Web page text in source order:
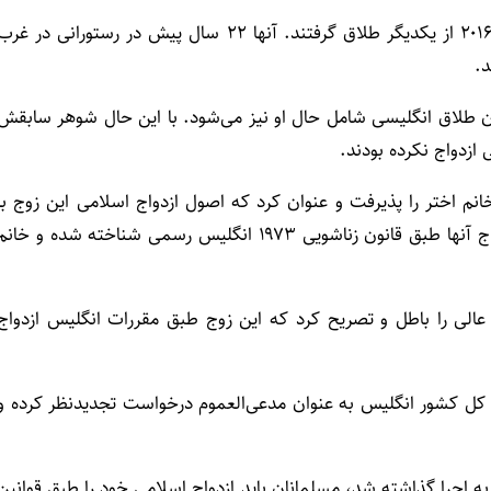
خانم نسرین اختر و محمد شابز خان، با چهار فرزند در سال ۲۰۱۶ از یکدیگر طلاق گرفتند. آنها ۲۲ سال پیش در رستورانی
طلاق انگلیسی شامل حال او نیز می‌شود. با این حال شوهر
نکرده بودند.
حکمی استدلال خانم اختر را پذیرفت و عنوان کرد که اصول ازدواج اسلامی این زوج
قوانین انگلیس سازگار است. به گفته قاضی این پرونده، ازدواج آنها طبق قانون زناشویی ۱۹۷۳ انگلیس رسمی شناخته شده و
را باطل و تصریح کرد که این زوج طبق مقررات انگلیس
کشور انگلیس به عنوان مدعی‌العموم درخواست تجدیدنظر کرده